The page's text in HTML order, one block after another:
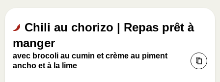
Chili au chorizo | Repas prêt à
manger
avec brocoli au cumin et crème au piment
ancho et à la lime